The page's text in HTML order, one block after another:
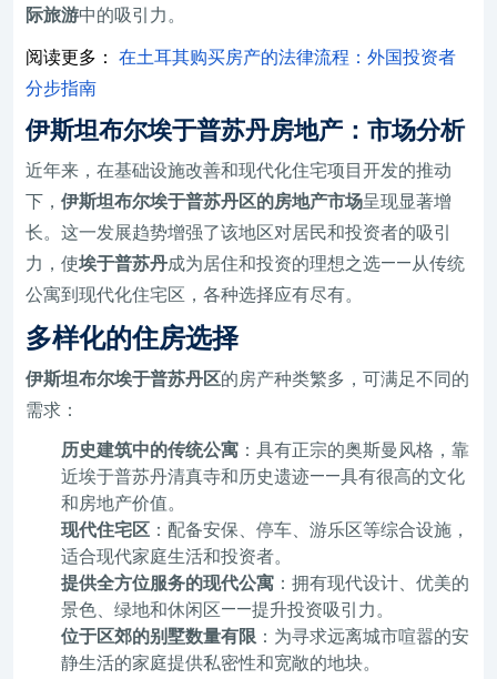
际旅游中的吸引力。
阅读更多： 在土耳其购买房产的法律流程：外国投资者
分步指南
伊斯坦布尔埃于普苏丹房地产：市场分析
近年来，在基础设施改善和现代化住宅项目开发的推动
下，伊斯坦布尔埃于普苏丹区的房地产市场呈现显著增
长。这一发展趋势增强了该地区对居民和投资者的吸引
力，使埃于普苏丹成为居住和投资的理想之选——从传统
公寓到现代化住宅区，各种选择应有尽有。
多样化的住房选择
伊斯坦布尔埃于普苏丹区的房产种类繁多，可满足不同的
需求：
历史建筑中的传统公寓 ：具有正宗的奥斯曼风格，靠
近埃于普苏丹清真寺和历史遗迹——具有很高的文化
和房地产价值。
现代住宅区 ：配备安保、停车、游乐区等综合设施，
适合现代家庭生活和投资者。
提供全方位服务的现代公寓 ：拥有现代设计、优美的
景色、绿地和休闲区——提升投资吸引力。
位于区郊的别墅数量有限 ：为寻求远离城市喧嚣的安
静生活的家庭提供私密性和宽敞的地块。